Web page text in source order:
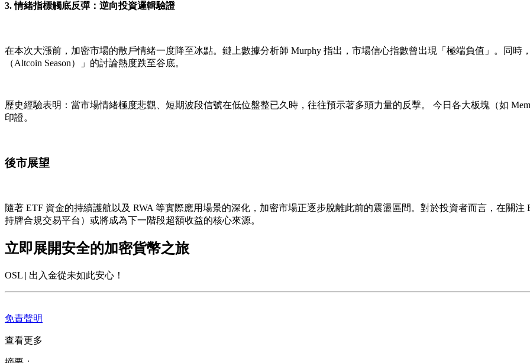
3. 情緒指標觸底反彈：逆向投資邏輯驗證
在本次大漲前，加密市場的散戶情緒一度降至冰點。鏈上數據分析師 Murphy 指出，市場信心指數曾出現「極端負值」。同時
（Altcoin Season）」的討論熱度跌至谷底。
歷史經驗表明：當市場情緒極度悲觀、短期波段信號在低位盤整已久時，往往預示著多頭力量的反擊。 今日各大板塊（如
印證。
後市展望
隨著 ETF 資金的持續護航以及 RWA 等實際應用場景的深化，加密市場正逐步脫離此前的震盪區間。對於投資者而言，在關
持牌合規交易平台）或將成為下一階段超額收益的核心來源。
立即展開安全的加密貨幣之旅
OSL | 出入金從未如此安心！
免責聲明
查看更多